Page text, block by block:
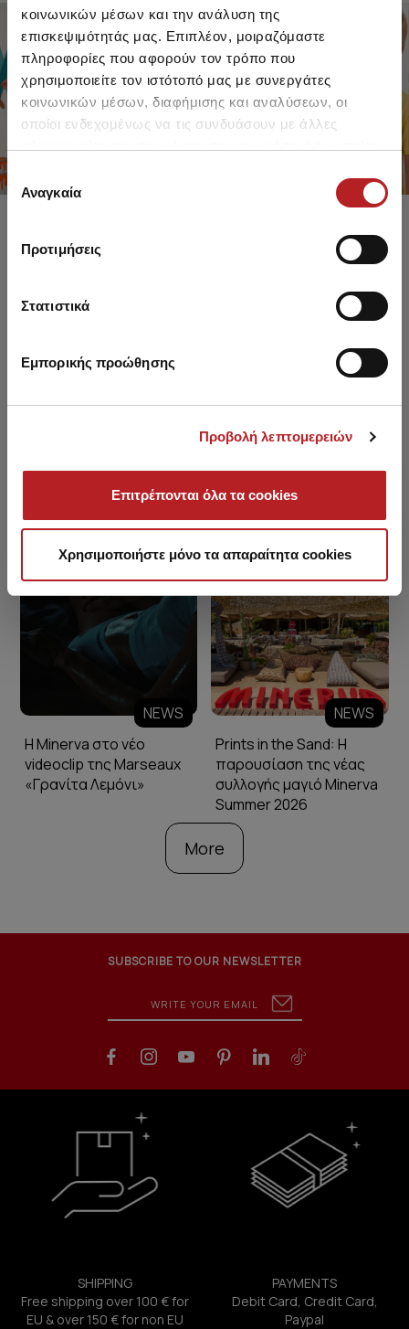
κοινωνικών μέσων και την ανάλυση της
επισκεψιμότητάς μας. Επιπλέον, μοιραζόμαστε
πληροφορίες που αφορούν τον τρόπο που
χρησιμοποιείτε τον ιστότοπό μας με συνεργάτες
κοινωνικών μέσων, διαφήμισης και αναλύσεων, οι
οποίοι ενδεχομένως να τις συνδυάσουν με άλλες
των υπηρεσιών τους.
Επιλογή
συγκατάθεσης
Αναγκαία
Προτιμήσεις
Στατιστικά
Εμπορικής προώθησης
Προβολή λεπτομερειών
Επιτρέπονται όλα τα cookies
Χρησιμοποιήστε μόνο τα απαραίτητα cookies
FOR GIRLS
UP TO -30%
SHOP SALE
FOR BOYS
UP TO -30%
SHOP SALE
Minerva Blog
NEWS
Η Minerva στο νέο
videoclip της Marseaux
«Γρανίτα Λεμόνι»
NEWS
Prints in the Sand: Η
παρουσίαση της νέας
συλλογής μαγιό Minerva
Summer 2026
More
SUBSCRIBE TO OUR NEWSLETTER
SHIPPING
Free shipping over 100 € for
EU & over 150 € for non EU
PAYMENTS
Debit Card, Credit Card,
Paypal